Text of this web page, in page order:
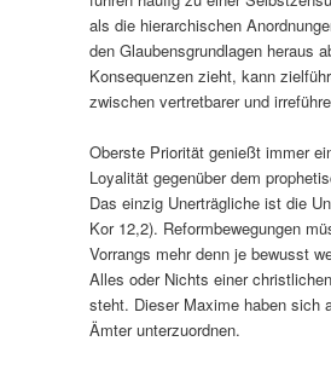
als die hierarchischen
den Glaubensgrundlagen heraus
Konsequenzen zieht, kann
zwischen vertretbarer und
Oberste Priorität genießt immer
Loyalität gegenüber dem
Das einzig Unerträgliche ist die
Kor 12,2). Reformbewegungen
Vorrangs mehr denn je bewusst
Alles oder Nichts einer
steht. Dieser Maxime haben sich
Ämter unterzuordnen.